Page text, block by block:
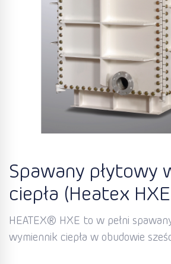
Spawany płytowy
ciepła (Heatex
HEATEX® HXE to w pełni
wymiennik ciepła w obudowie